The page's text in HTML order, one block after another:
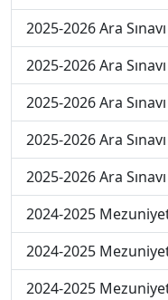
2025-2026 Ara
2025-2026 Ara
2025-2026 Ara
2025-2026 Ara
2025-2026 Ara
2024-2025
2024-2025
2024-2025